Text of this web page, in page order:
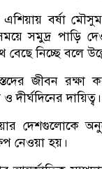
এশিয়ায় বর্ষা
সমুদ্র পাড়ি
নিচ্ছে বলে
জীবন রক্ষা
দায়িত্ব।
দেশগুলোকে
নেওয়া হয়।